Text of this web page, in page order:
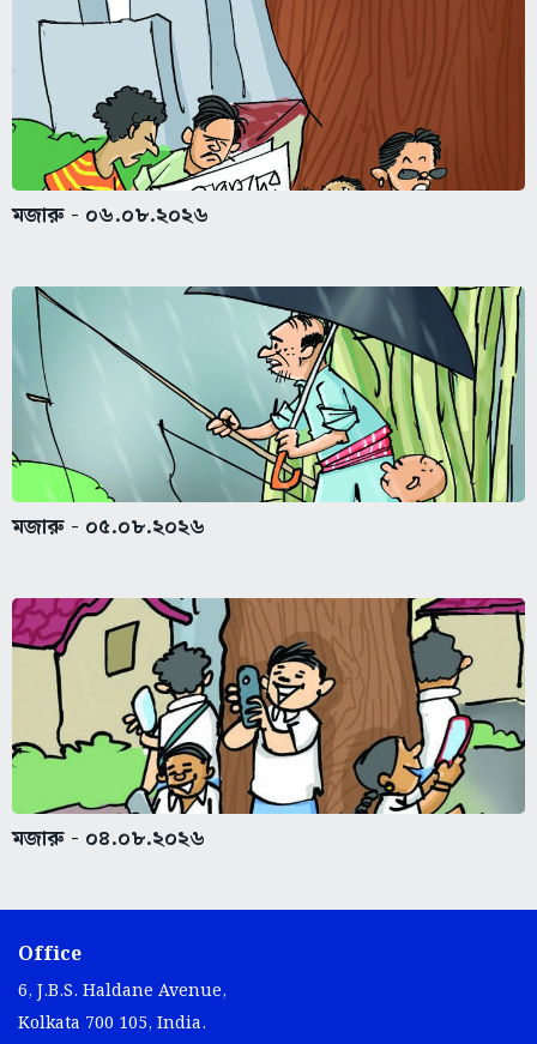
মজারু - ০৬.০৮.২০২৬
মজারু - ০৫.০৮.২০২৬
মজারু - ০৪.০৮.২০২৬
Office
6, J.B.S. Haldane Avenue,
Kolkata 700 105, India.